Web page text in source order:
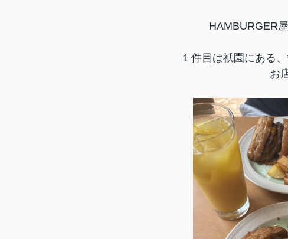
HAMBURGER
１件目は祇園にある
お